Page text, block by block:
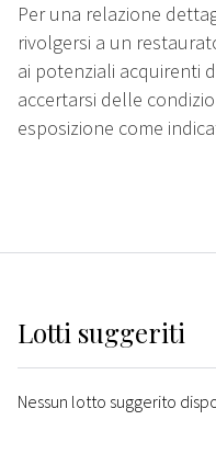
Per una relazione
rivolgersi a un
ai potenziali acquirenti
accertarsi delle
esposizione come
Lotti suggeriti
Nessun lotto suggerito